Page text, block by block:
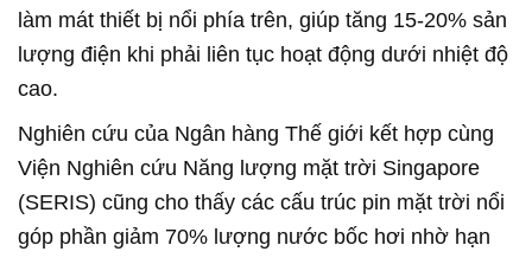
làm mát thiết bị nổi phía trên, giúp tăng 15-20% sản
lượng điện khi phải liên tục hoạt động dưới nhiệt độ
cao.
Nghiên cứu của Ngân hàng Thế giới kết hợp cùng
Viện Nghiên cứu Năng lượng mặt trời Singapore
(SERIS) cũng cho thấy các cấu trúc pin mặt trời nổi
góp phần giảm 70% lượng nước bốc hơi nhờ hạn